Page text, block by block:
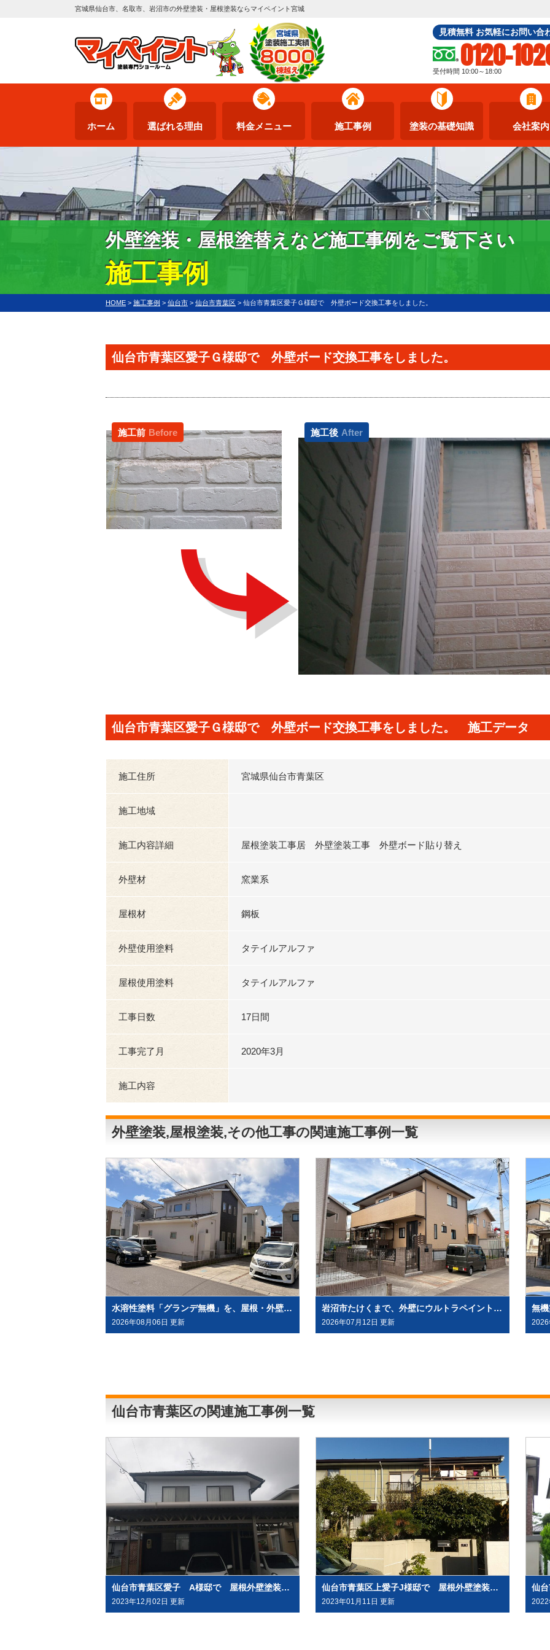
宮城県仙台市、名取市、岩沼市の外壁塗装・屋根塗装ならマイペイント宮城
見積無料 お気軽にお問い合
0120-
受付時間 10:00～18:00
ホーム 選ばれる理由 料金メニュー 施工事例 塗装の基礎知識 会社案内
外壁塗装・屋根塗替えなど施工事例をご覧下さい
施工事例
HOME > 施工事例 > 仙台市 > 仙台市青葉区 > 仙台市青葉区愛子Ｇ様邸で 外壁ボード交換工事をしました。
仙台市青葉区愛子Ｇ様邸で 外壁ボード交換工事をしました。
施工後 After
施工前 Before
仙台市青葉区愛子Ｇ様邸で 外壁ボード交換工事をしました。 施工データ
施工住所 宮城県仙台市青葉区
施工地域
施工内容詳細 屋根塗装工事居 外壁塗装工事 外壁ボード貼り替え
外壁材 窯業系
屋根材 鋼板
外壁使用塗料 タテイルアルファ
屋根使用塗料 タテイルアルファ
工事日数 17日間
工事完了月 2020年3月
施工内容
外壁塗装,屋根塗装,その他工事の関連施工事例一覧
水溶性塗料「グランデ無機」を、屋根・外壁塗装（外壁はデコラトーン工法）にて施工させていただきました（大崎市古川）
2026年08月06日 更新
岩沼市たけくまで、外壁にウルトラペイントシリーズ無機塗料「ウルトラMUKI＋ウルトラTOP」と、屋根に「ウルトラルーフ＋ウルトラTOP」にて塗装させていただきました。
2026年07月12日 更新 2026
仙台市青葉区の関連施工事例一覧
仙台市青葉区愛子 A様邸で 屋根外壁塗装工事させて頂きました
2023年12月02日 更新
仙台市青葉区上愛子J様邸で 屋根外壁塗装工事させて頂きました
2023年01月11日 更新 2022